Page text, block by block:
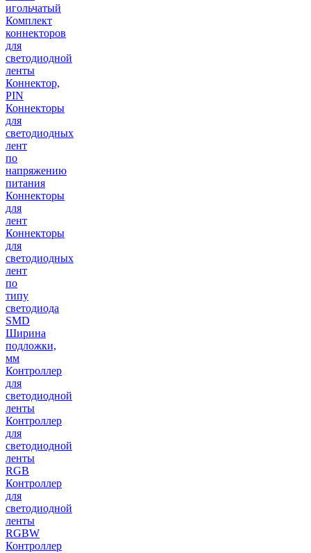
игольчатый
Комплект
коннекторов
для
светодиодной
ленты
Коннектор,
PIN
Коннекторы
для
светодиодных
лент
по
напряжению
питания
Коннекторы
для
лент
Коннекторы
для
светодиодных
лент
по
типу
светодиода
SMD
Ширина
подложки,
мм
Контроллер
для
светодиодной
ленты
Контроллер
для
светодиодной
ленты
RGB
Контроллер
для
светодиодной
ленты
RGBW
Контроллер